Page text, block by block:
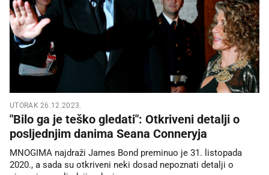
UTORAK 26.12.2023.
"Bilo ga je teško gledati": Otkriveni detalji o
posljednjim danima Seana Conneryja
MNOGIMA najdraži James Bond preminuo je 31. listopada
2020., a sada su otkriveni neki dosad nepoznati detalji o